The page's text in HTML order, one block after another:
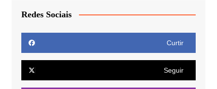
Redes Sociais
Curtir
Seguir